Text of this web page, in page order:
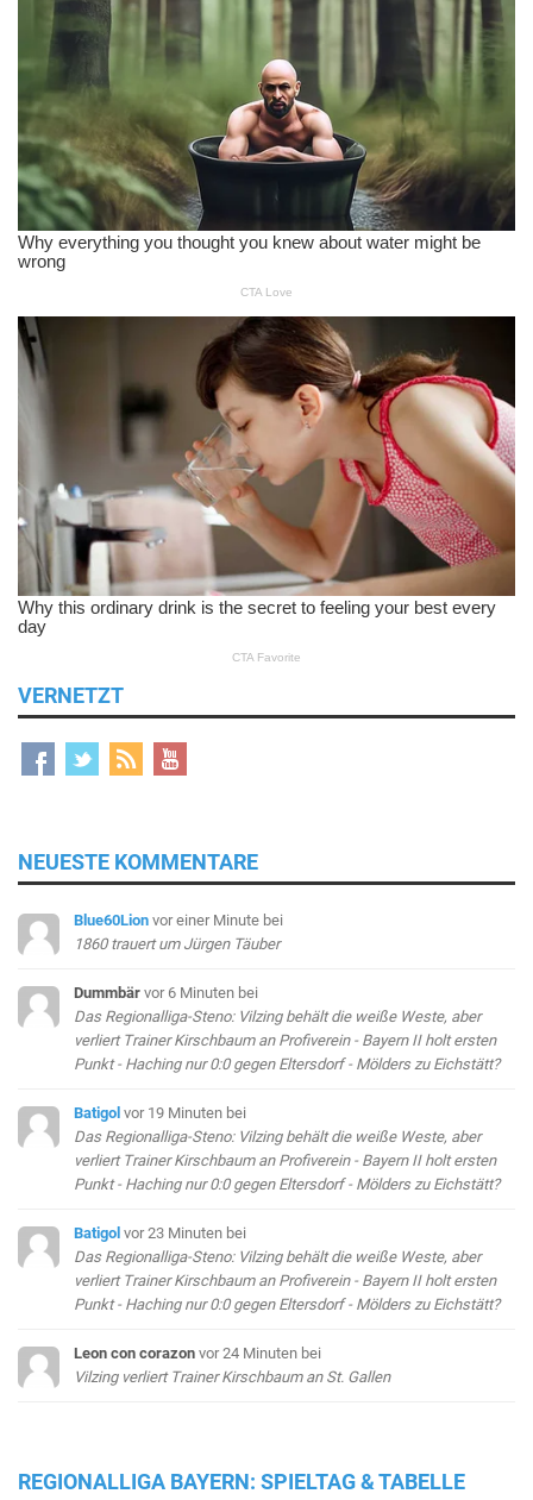
VERNETZT
NEUESTE KOMMENTARE
Blue60Lion vor einer Minute bei
1860 trauert um Jürgen Täuber
Dummbär vor 6 Minuten bei
Das Regionalliga-Steno: Vilzing behält die weiße Weste, aber
verliert Trainer Kirschbaum an Profiverein - Bayern II holt ersten
Punkt - Haching nur 0:0 gegen Eltersdorf - Mölders zu Eichstätt?
Batigol vor 19 Minuten bei
Das Regionalliga-Steno: Vilzing behält die weiße Weste, aber
verliert Trainer Kirschbaum an Profiverein - Bayern II holt ersten
Punkt - Haching nur 0:0 gegen Eltersdorf - Mölders zu Eichstätt?
Batigol vor 23 Minuten bei
Das Regionalliga-Steno: Vilzing behält die weiße Weste, aber
verliert Trainer Kirschbaum an Profiverein - Bayern II holt ersten
Punkt - Haching nur 0:0 gegen Eltersdorf - Mölders zu Eichstätt?
Leon con corazon vor 24 Minuten bei
Vilzing verliert Trainer Kirschbaum an St. Gallen
REGIONALLIGA BAYERN: SPIELTAG & TABELLE